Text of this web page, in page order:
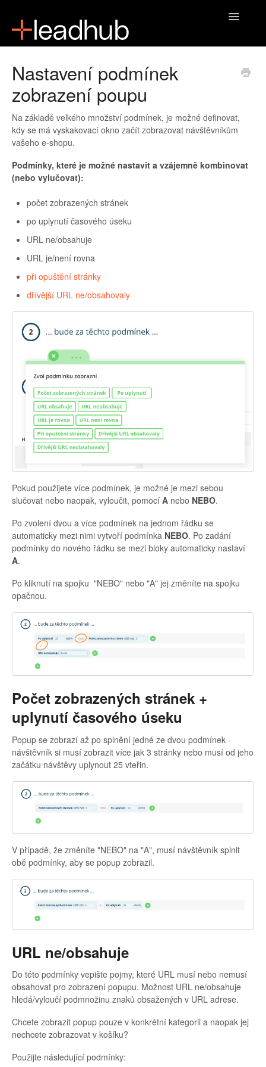
Toggle
Nastavení podmínek
zobrazení poupu
Na základě velkého množství podmínek, je možné definovat,
kdy se má vyskakovací okno začít zobrazovat návštěvníkům
vašeho e-shopu.
Podmínky, které je možné nastavit a vzájemně kombinovat
(nebo vylučovat):
počet zobrazených stránek
po uplynutí časového úseku
URL ne/obsahuje
URL je/není rovna
při opuštění stránky
dřívější URL ne/obsahovaly
Pokud použijete více podmínek, je možné je mezi sebou
slučovat nebo naopak, vyloučit, pomocí A nebo NEBO.
Po zvolení dvou a více podmínek na jednom řádku se
automaticky mezi nimi vytvoří podmínka NEBO. Po zadání
podmínky do nového řádku se mezi bloky automaticky nastaví
A.
Po kliknutí na spojku "NEBO" nebo "A" jej změníte na spojku
opačnou.
Počet zobrazených stránek +
uplynutí časového úseku
Popup se zobrazí až po splnění jedné ze dvou podmínek -
návštěvník si musí zobrazit více jak 3 stránky nebo musí od jeho
začátku návštěvy uplynout 25 vteřin.
V případě, že změníte "NEBO" na "A", musí návštěvník splnit
obě podmínky, aby se popup zobrazil.
URL ne/obsahuje
Do této podmínky vepište pojmy, které URL musí nebo nemusí
obsahovat pro zobrazení popupu. Možnost URL ne/obsahuje
hledá/vyloučí podmnožinu znaků obsažených v URL adrese.
Chcete zobrazit popup pouze v konkrétní kategorii a naopak jej
nechcete zobrazovat v košíku?
Použijte následující podmínky: